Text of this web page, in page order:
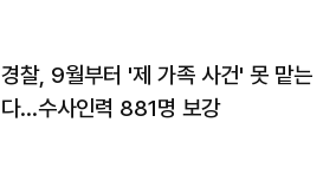
경찰, 9월부터 '제 가족 사건' 못 맡는
다…수사인력 881명 보강